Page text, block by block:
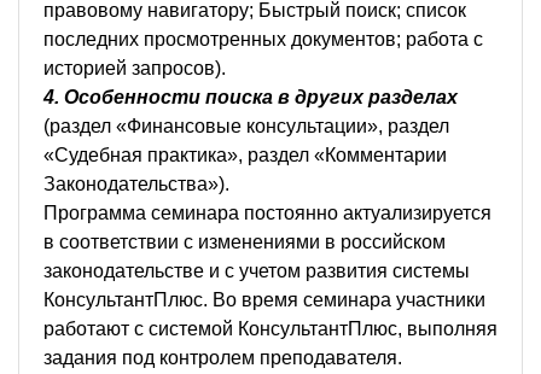
правовому навигатору; Быстрый поиск; список
последних просмотренных документов; работа с
историей запросов).
4. Особенности поиска в других разделах
(раздел «Финансовые консультации», раздел
«Судебная практика», раздел «Комментарии
Законодательства»).
Программа семинара постоянно актуализируется
в соответствии с изменениями в российском
законодательстве и с учетом развития системы
КонсультантПлюс. Во время семинара участники
работают с системой КонсультантПлюс, выполняя
задания под контролем преподавателя.